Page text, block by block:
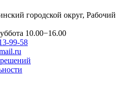
городской округ, Рабочий
10.00−16.00
99-58